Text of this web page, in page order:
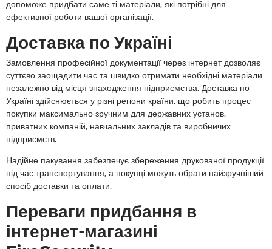
допоможе придбати саме ті матеріали, які потрібні для
ефективної роботи вашої організації.
Доставка по Україні
Замовлення професійної документації через інтернет дозволяє
суттєво заощадити час та швидко отримати необхідні матеріали
незалежно від місця знаходження підприємства. Доставка по
Україні здійснюється у різні регіони країни, що робить процес
покупки максимально зручним для державних установ,
приватних компаній, навчальних закладів та виробничих
підприємств.
Надійне пакування забезпечує збереження друкованої продукції
під час транспортування, а покупці можуть обрати найзручніший
спосіб доставки та оплати.
Переваги придбання в
інтернет-магазині